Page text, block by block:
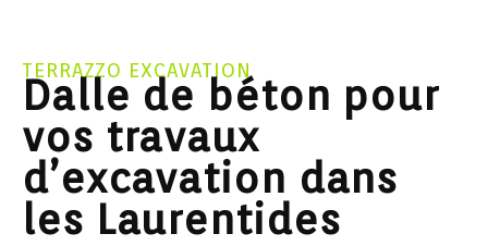
TERRAZZO EXCAVATION
Dalle de béton pour
vos travaux
d’excavation dans
les Laurentides